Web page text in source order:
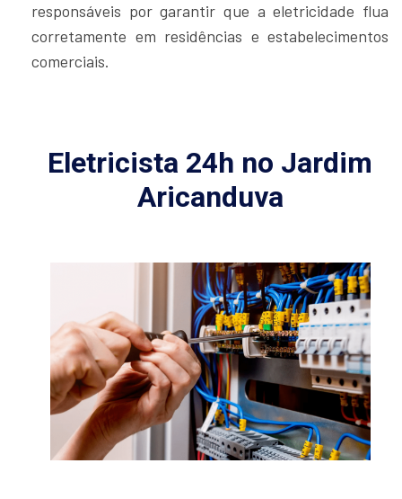
responsáveis por garantir que a eletricidade flua
corretamente em residências e estabelecimentos
comerciais.
Eletricista 24h no Jardim
Aricanduva